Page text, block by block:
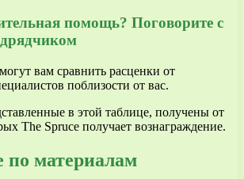
помощь? Поговорите с
вам сравнить расценки от
поблизости от вас.
в этой таблице, получены от
The Spruce получает вознаграждение.
материалам